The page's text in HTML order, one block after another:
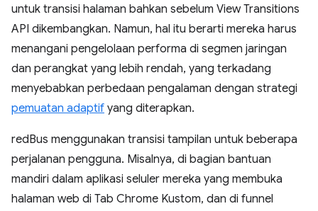
untuk transisi halaman bahkan sebelum View Transitions
API dikembangkan. Namun, hal itu berarti mereka harus
menangani pengelolaan performa di segmen jaringan
dan perangkat yang lebih rendah, yang terkadang
menyebabkan perbedaan pengalaman dengan strategi
pemuatan adaptif yang diterapkan.
redBus menggunakan transisi tampilan untuk beberapa
perjalanan pengguna. Misalnya, di bagian bantuan
mandiri dalam aplikasi seluler mereka yang membuka
halaman web di Tab Chrome Kustom, dan di funnel